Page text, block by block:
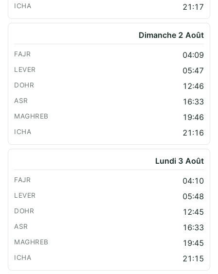
21:17
Dimanche 2 Août
04:09
05:47
12:46
16:33
19:46
21:16
Lundi 3 Août
04:10
05:48
12:45
16:33
19:45
21:15